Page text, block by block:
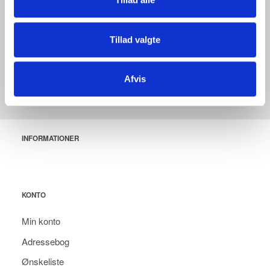
Tillad valgte
Afvis
Mål (B x H x D): 318 mm x 310 mm x 117 mm
Lysstyrke: Høj - 6000 lumen
Stikdåser: 2 x stødsikre stik
INFORMATIONER
KONTO
Min konto
Adressebog
Ønskeliste